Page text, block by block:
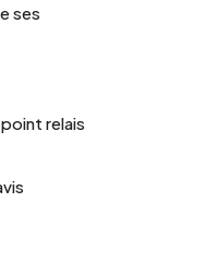
ses
relais